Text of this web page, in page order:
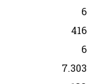
6
416
6
7.303